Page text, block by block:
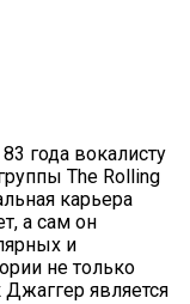
года вокалисту
The Rolling
карьера
а сам он
и
не только
является